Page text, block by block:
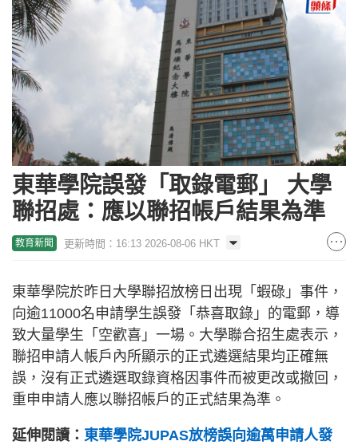
東華學院誤發「取錄電郵」 大學
聯招處：應以聯招帳戶結果為準
教育新聞 更新時間：16:13 2026-08-06 HKT
東華學院於昨日大學聯招放榜日出現「蝦碌」事件，
向逾11000名申請學生誤發「恭喜取錄」的電郵，導
致大量學生「空歡喜」一場。大學聯合招生處表示，
聯招申請人帳戶內所顯示的正式遴選結果均正確無
誤，沒有正式遴選取錄資格因事件而被更改或撤回，
重申申請人應以聯招帳戶的正式結果為準。
延伸閱讀： 東華學院JUPAS放榜誤向逾萬申請人發